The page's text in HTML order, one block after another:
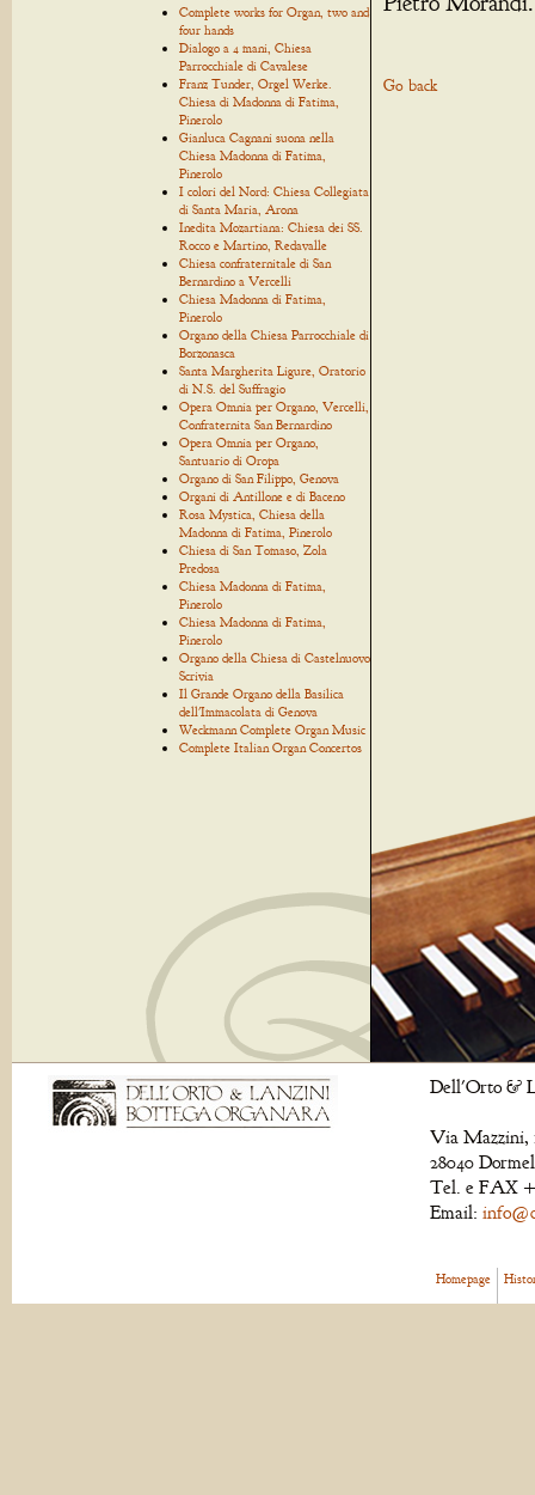
Complete works for Organ, two and
four hands
Dialogo a 4 mani, Chiesa
Parrocchiale di Cavalese
Franz Tunder, Orgel Werke.
Chiesa di Madonna di Fatima,
Pinerolo
Gianluca Cagnani suona nella
Chiesa Madonna di Fatima,
Pinerolo
I colori del Nord: Chiesa Collegiata
di Santa Maria, Arona
Inedita Mozartiana: Chiesa dei SS.
Rocco e Martino, Redavalle
Chiesa confraternitale di San
Bernardino a Vercelli
Chiesa Madonna di Fatima,
Pinerolo
Organo della Chiesa Parrocchiale di
Borzonasca
Santa Margherita Ligure, Oratorio
di N.S. del Suffragio
Opera Omnia per Organo, Vercelli,
Confraternita San Bernardino
Opera Omnia per Organo,
Santuario di Oropa
Organo di San Filippo, Genova
Organi di Antillone e di Baceno
Rosa Mystica, Chiesa della
Madonna di Fatima, Pinerolo
Chiesa di San Tomaso, Zola
Predosa
Chiesa Madonna di Fatima,
Pinerolo
Chiesa Madonna di Fatima,
Pinerolo
Organo della Chiesa di Castelnuovo
Scrivia
Il Grande Organo della Basilica
dell'Immacolata di Genova
Weckmann Complete Organ Music
Complete Italian Organ Concertos
Go back
Dell'Orto &
Via Mazzini,
28040
Tel. e FAX
Email:
Homepage